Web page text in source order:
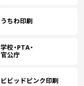
うちわ印刷
学校・PTA・
官公庁
ビビッドピンク印刷